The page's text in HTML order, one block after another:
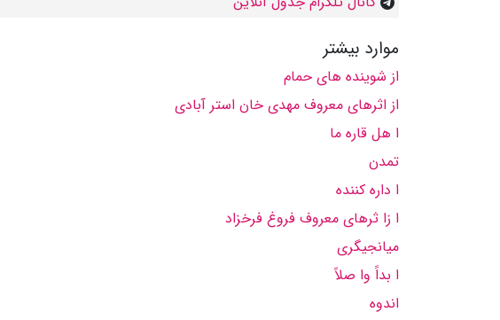
موارد بیشتر
از شوینده های حمام
از اثرهای معروف مهدی خان استر آبادی
ا هل قاره ما
تمدن
ا داره كننده
ا زا ثرهای معروف فروغ فرخزاد
میانجیگری
ا بداً وا صلاً
اندوه